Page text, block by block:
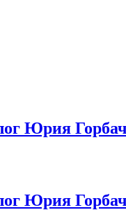
Юрия
Юрия